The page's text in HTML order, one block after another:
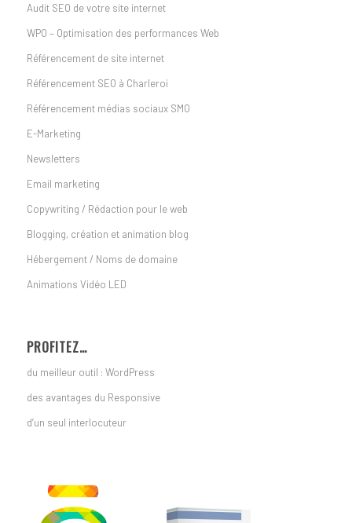
Audit SEO de votre site internet
WPO – Optimisation des performances Web
Référencement de site internet
Référencement SEO à Charleroi
Référencement médias sociaux SMO
E-Marketing
Newsletters
Email marketing
Copywriting / Rédaction pour le web
Blogging, création et animation blog
Hébergement / Noms de domaine
Animations Vidéo LED
PROFITEZ…
du meilleur outil : WordPress
des avantages du Responsive
d’un seul interlocuteur